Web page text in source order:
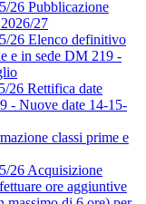
26 Pubblicazione
27
26 Elenco definitivo
e in sede DM 219 -
26 Rettifica date
- Nuove date 14-15-
classi prime e
26 Acquisizione
ore aggiuntive